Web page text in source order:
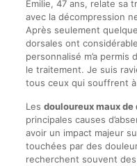
Émilie, 47 ans, relate sa
avec la décompression
Après seulement
dorsales ont
personnalisé m’a
le traitement. Je suis
tous ceux qui souffrent
Les douloureux maux de
principales causes
avoir un impact majeur
touchées par des
recherchent souvent